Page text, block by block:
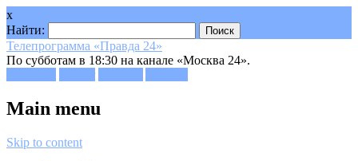
x
Найти:
Телепрограмма «Правда 24»
По субботам в 18:30 на канале «Москва 24».
Main menu
Skip to content